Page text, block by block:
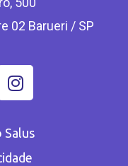
02 Barueri / SP
Salus